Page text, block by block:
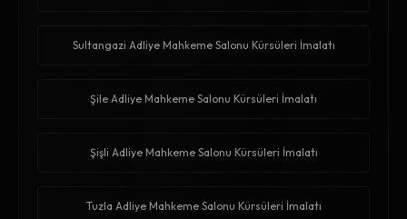
Sultangazi Adliye Mahkeme Salonu Kürsüleri İmalatı
Şile Adliye Mahkeme Salonu Kürsüleri İmalatı
Şişli Adliye Mahkeme Salonu Kürsüleri İmalatı
Tuzla Adliye Mahkeme Salonu Kürsüleri İmalatı